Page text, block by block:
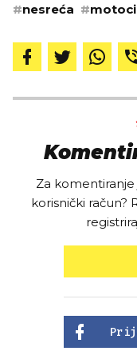
#nesreća #
Za
korisnički račun?